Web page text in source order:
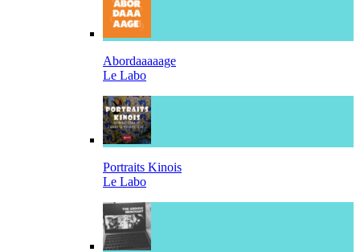
Abordaaaaage
Le Labo
Portraits Kinois
Le Labo